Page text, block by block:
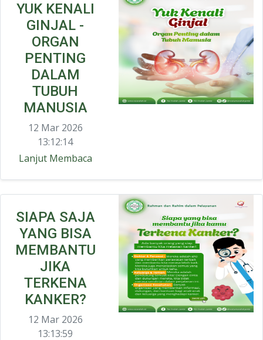
YUK KENALI
GINJAL -
ORGAN
PENTING
DALAM
TUBUH
MANUSIA
12 Mar 2026
13:12:14
Lanjut Membaca
SIAPA SAJA
YANG BISA
MEMBANTU
JIKA
TERKENA
KANKER?
12 Mar 2026
13:13:59